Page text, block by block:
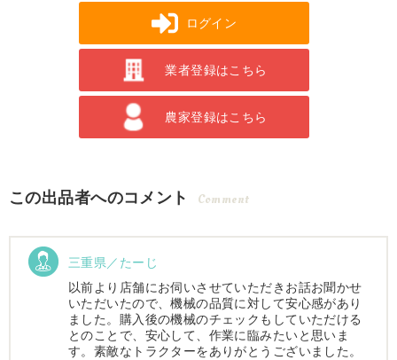
ログイン
業者登録はこちら
農家登録はこちら
この出品者へのコメント Comment
三重県／たーじ
以前より店舗にお伺いさせていただきお話お聞かせ
いただいたので、機械の品質に対して安心感があり
ました。購入後の機械のチェックもしていただける
とのことで、安心して、作業に臨みたいと思いま
す。素敵なトラクターをありがとうございました。